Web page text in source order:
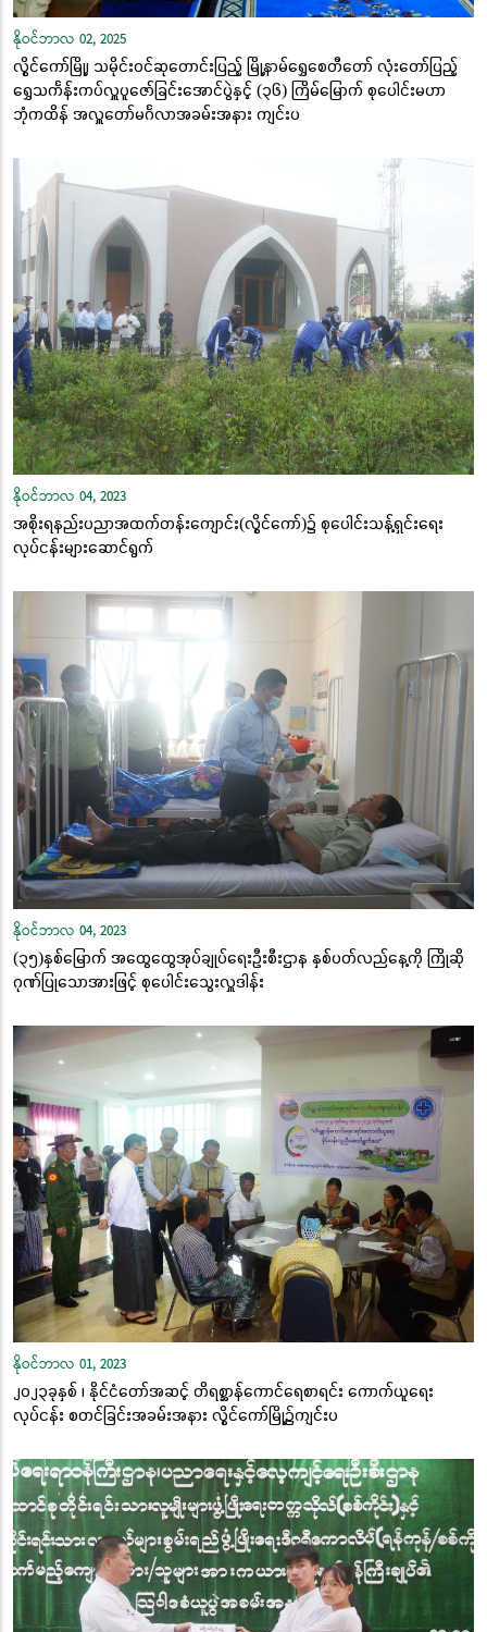
နိုဝင်ဘာလ 02, 2025
လွိုင်ကော်မြို့၊ သမိုင်းဝင်ဆုတောင်းပြည့် မြို့နာမ်ရွှေစေတီတော် လုံးတော်ပြည့်
ရွှေသင်္ကန်းကပ်လှူပူဇော်ခြင်းအောင်ပွဲနှင့် (၃၆) ကြိမ်မြောက် စုပေါင်းမဟာ
ဘုံကထိန် အလှူတော်မင်္ဂလာအခမ်းအနား ကျင်းပ
နိုဝင်ဘာလ 04, 2023
အစိုးရနည်းပညာအထက်တန်းကျောင်း(လွိုင်ကော်)၌ စုပေါင်းသန့်ရှင်းရေး
လုပ်ငန်းများဆောင်ရွက်
နိုဝင်ဘာလ 04, 2023
(၃၅)နှစ်မြောက် အထွေထွေအုပ်ချုပ်ရေးဦးစီးဌာန နှစ်ပတ်လည်နေ့ကို ကြိုဆို
ဂုဏ်ပြုသောအားဖြင့် စုပေါင်းသွေးလှူဒါန်း
နိုဝင်ဘာလ 01, 2023
၂၀၂၃ခုနှစ် ၊ နိုင်ငံတော်အဆင့် တိရစ္ဆာန်ကောင်ရေစာရင်း ကောက်ယူရေး
လုပ်ငန်း စတင်ခြင်းအခမ်းအနား လွိုင်ကော်မြို့၌ကျင်းပ